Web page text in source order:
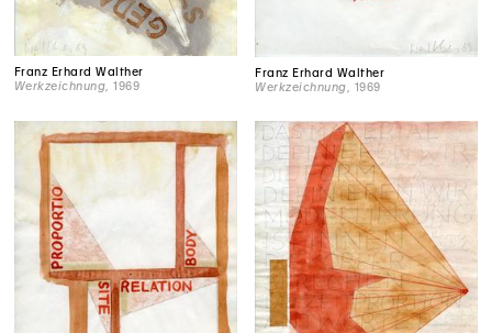
Franz Erhard Walther
Werkzeichnung , 1969
Franz Erhard Walther
Werkzeichnung , 1969